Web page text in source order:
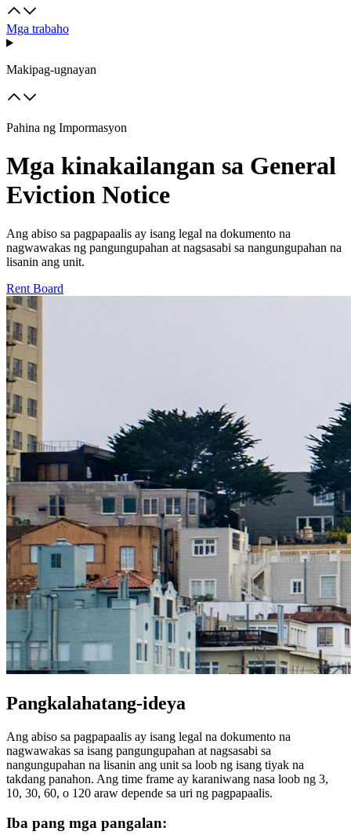
Mga trabaho
Makipag-ugnayan
Pahina ng Impormasyon
Mga kinakailangan sa General
Eviction Notice
Ang abiso sa pagpapaalis ay isang legal na dokumento na
nagwawakas ng pangungupahan at nagsasabi sa nangungupahan na
lisanin ang unit.
Rent Board
Pangkalahatang-ideya
Ang abiso sa pagpapaalis ay isang legal na dokumento na
nagwawakas sa isang pangungupahan at nagsasabi sa
nangungupahan na lisanin ang unit sa loob ng isang tiyak na
takdang panahon. Ang time frame ay karaniwang nasa loob ng 3,
10, 30, 60, o 120 araw depende sa uri ng pagpapaalis.
Iba pang mga pangalan: